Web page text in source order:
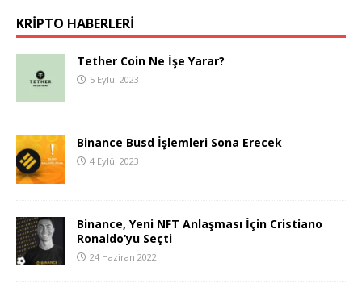
KRIPTO HABERLERI
Tether Coin Ne İşe Yarar?
5 Eylül 2023
Binance Busd İşlemleri Sona Erecek
4 Eylül 2023
Binance, Yeni NFT Anlaşması İçin Cristiano
Ronaldo’yu Seçti
24 Haziran 2022